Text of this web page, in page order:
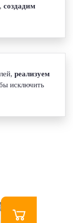
создадим
реализуем
исключить